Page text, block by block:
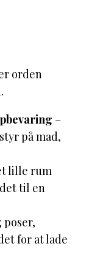
orden
–
på mad,
lille rum
til en
poser,
for at lade